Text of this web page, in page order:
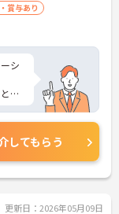
賞与あり
シ
評
に
さしてもらう
更新日：2026年05月09日